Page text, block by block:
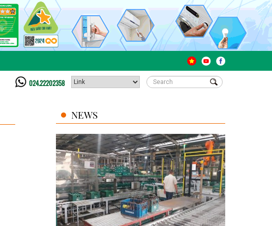
024.22202358
NEWS